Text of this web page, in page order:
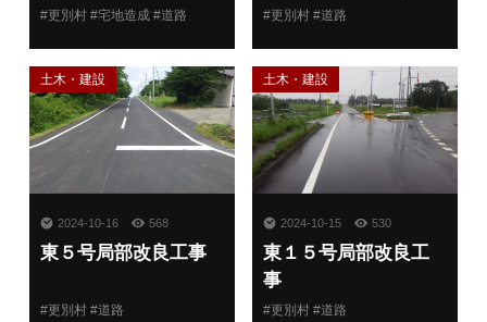
#更別村 #宅地造成 #道路
工区
#更別村 #道路
土木・建設
2024-10-16 568
東５号局部改良工事
#更別村 #道路
土木・建設
2024-10-15 530
東１５号局部改良工
事
#更別村 #道路